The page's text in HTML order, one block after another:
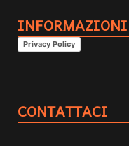
INFORMAZIONI
Privacy Policy
CONTATTACI